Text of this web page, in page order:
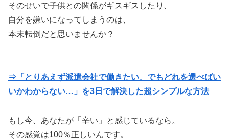
そのせいで子供との関係がギスギスしたり、
自分を嫌いになってしまうのは、
本末転倒だと思いませんか？
⇒「とりあえず派遣会社で働きたい、でもどれを選べばい
いかわからない…」を3日で解決した超シンプルな方法
もし今、あなたが「辛い」と感じているなら。
その感覚は100％正しいんです。